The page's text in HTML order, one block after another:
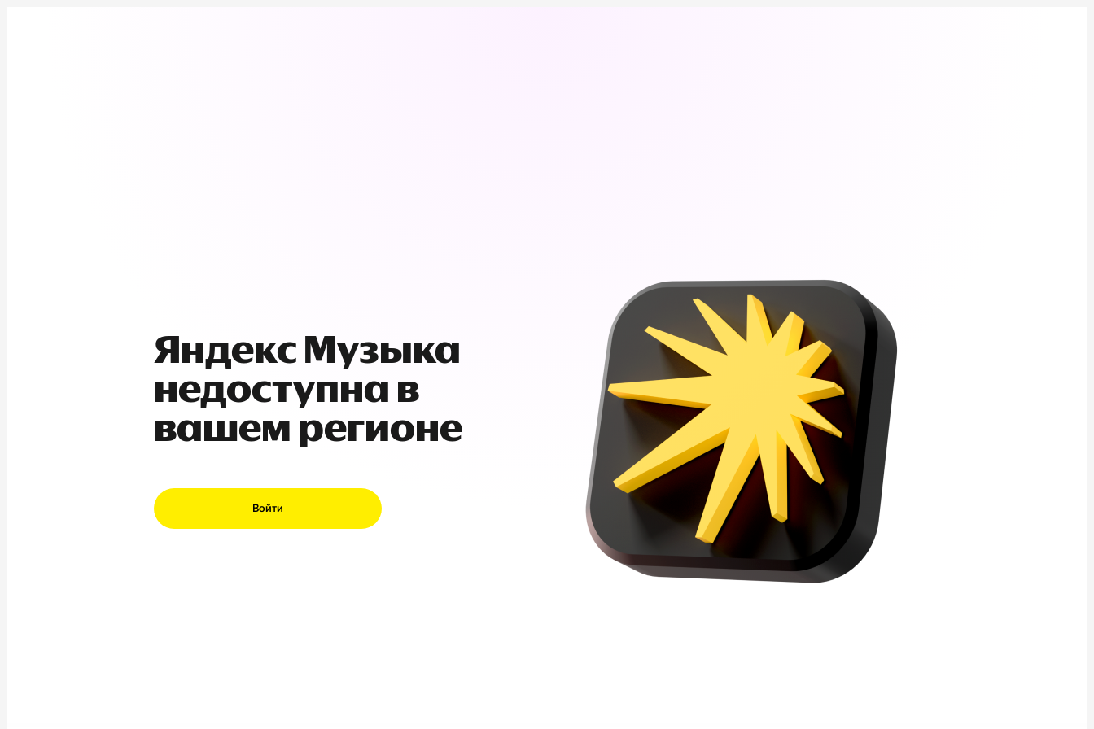
Яндекс Музыка
недоступна в
вашем регионе
Войти